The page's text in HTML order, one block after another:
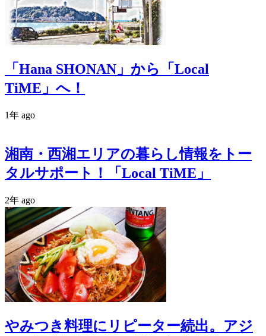
「Hana SHONAN」から「Local
TiME」へ！
1年 ago
湘南・西湘エリアの暮らし情報をトー
タルサポート！「Local TiME」
2年 ago
やみつき料理にリピーター続出。アジ